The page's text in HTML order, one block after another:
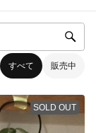
すべて 販売中
SOLD OUT